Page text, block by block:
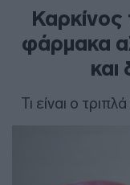
φάρμακα
και
Τι είναι ο